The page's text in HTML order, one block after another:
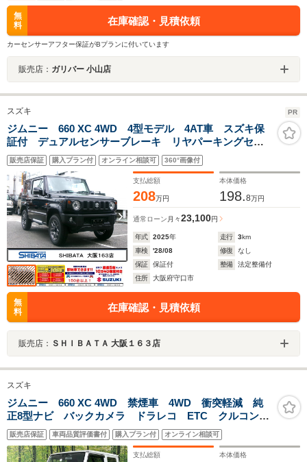
無
料
在庫確認・見積依頼
カーセンサーアフター保証がBプランに付いています
販売店： ガリバー 小山店
スズキ PR
ジムニー 660 XC 4WD 4型モデル 4AT車 スズキ保
証付 デュアルセンサーブレーキ リヤパーキングセン
サー LEDヘッドランプ クルーズコントロール アイ
ドリングストップシステム オートライトシステム シ
ートヒーター
販売店保証 購入プラン付 オンライン相談可 360°画像付
支払総額
208万円
本体価格
198.8万円
通常ローン 月々23,100円
年式 2025年 走行 3km
車検
'28/08 修復
なし
保証
保証付 整備
法定整備付
住所
大阪府守口市
無
料
在庫確認・見積依頼
販売店： ＳＨＩＢＡＴＡ 大阪１６３店
スズキ
ジムニー 660 XC 4WD 禁煙車 4WD 衝突軽減 純
正8型ナビ バックカメラ ドラレコ ETC クルコン
シートヒーター 車線逸脱警報 LEDヘッド オートラ
イト オートエアコン ヘッドライトウォッシャー ス
マートキー
販売店保証 車両品質評価書付 購入プラン付 オンライン相談可
支払総額 本体価格